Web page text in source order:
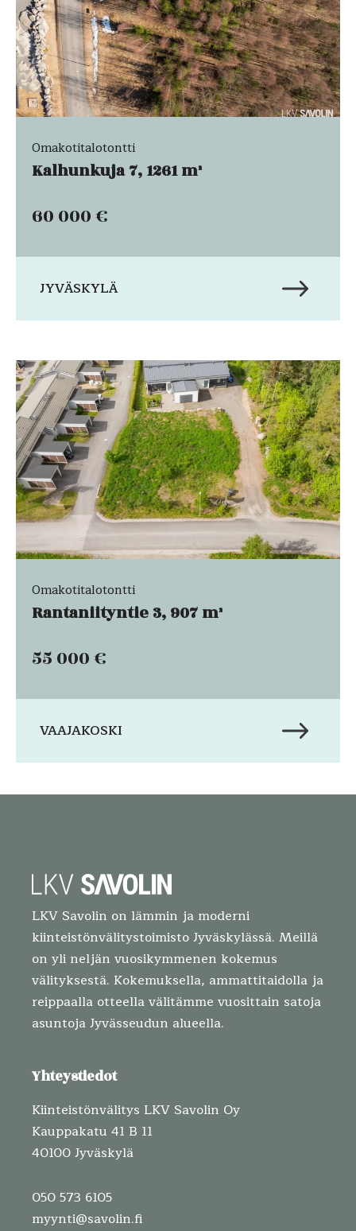
Omakotitalotontti
Kalhunkuja 7, 1261 m²
60 000 €
JYVÄSKYLÄ
Omakotitalotontti
Rantaniityntie 3, 907 m²
55 000 €
VAAJAKOSKI
LKV Savolin on lämmin ja moderni
kiinteistönvälitystoimisto Jyväskylässä. Meillä
on yli neljän vuosikymmenen kokemus
välityksestä. Kokemuksella, ammattitaidolla ja
reippaalla otteella välitämme vuosittain satoja
asuntoja Jyvässeudun alueella.
Yhteystiedot
Kiinteistönvälitys LKV Savolin Oy
Kauppakatu 41 B 11
40100 Jyväskylä
050 573 6105
myynti@savolin.fi